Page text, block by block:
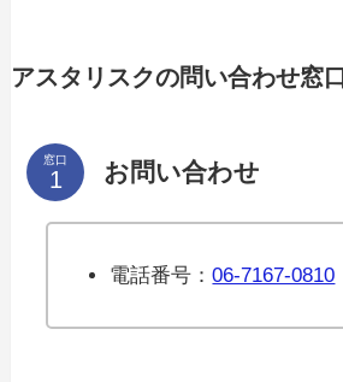
アスタリスクの問い合わせ窓口
窓口 お問い合わせ
電話番号：06-7167-0810